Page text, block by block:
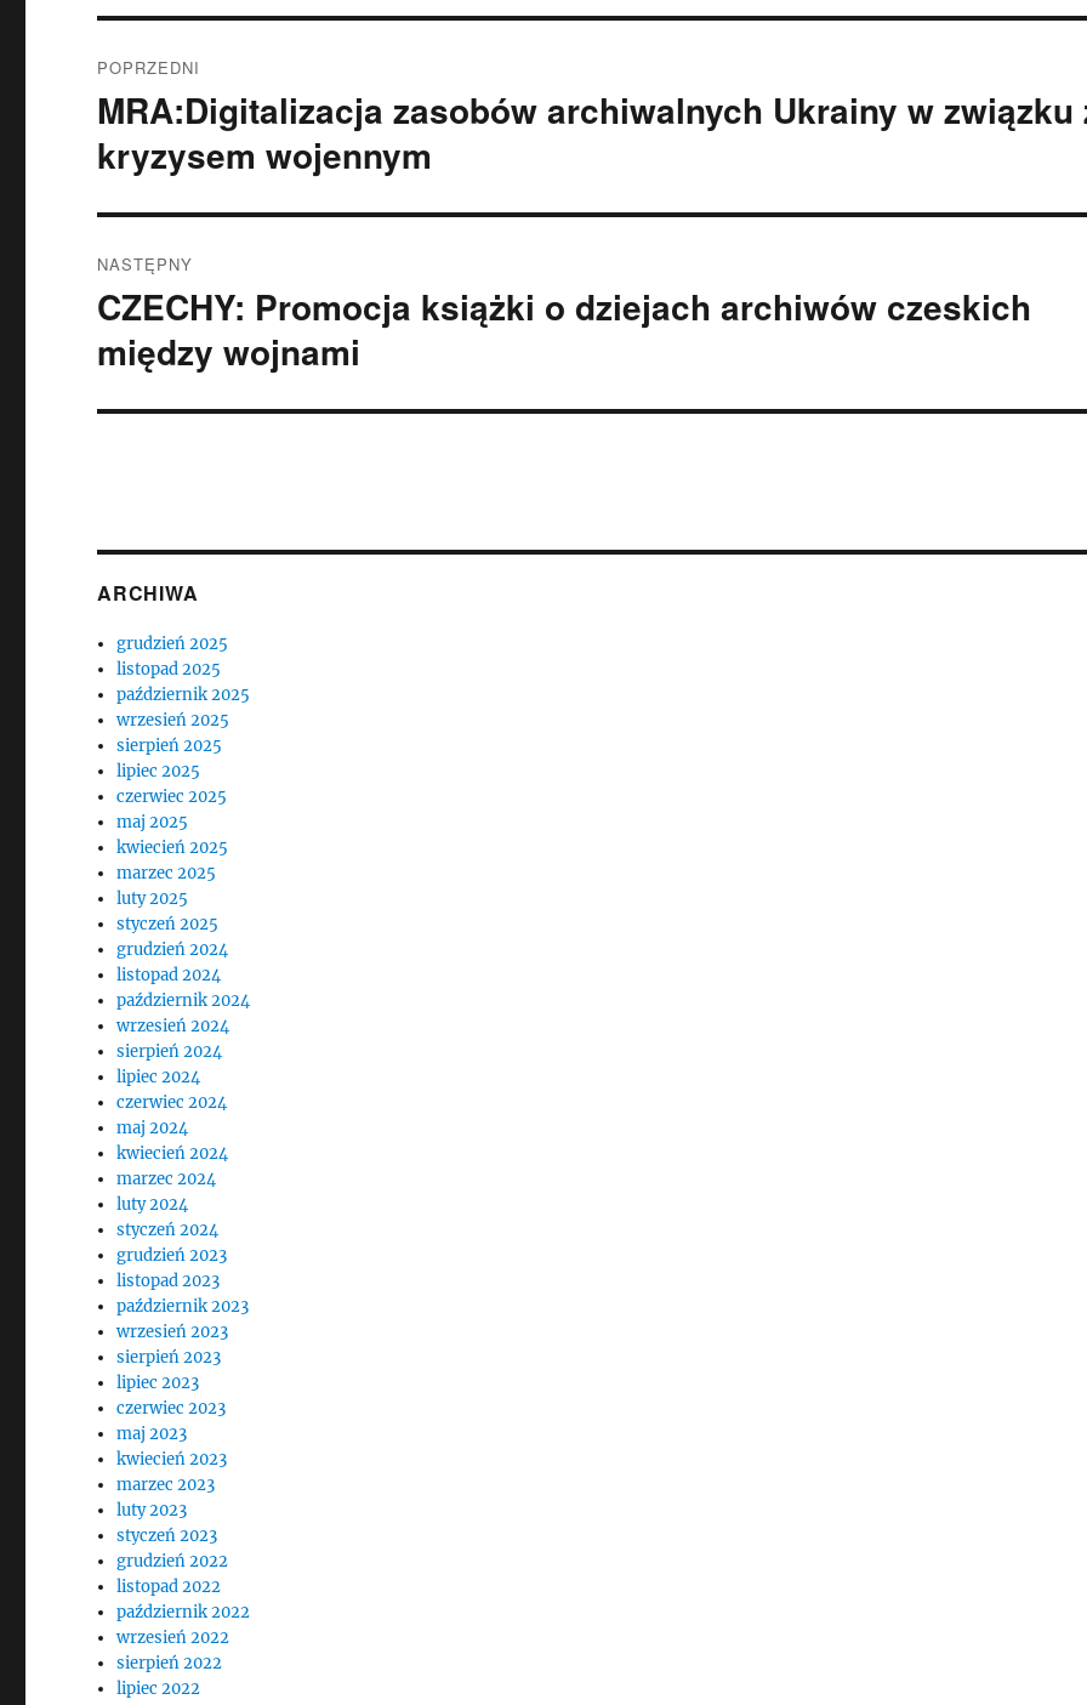
wpisu
POPRZEDNI
Poprzedni
wpis:
MRA:Digitalizacja zasobów archiwalnych Ukrainy w związku
kryzysem wojennym
NASTĘPNY
Następny
wpis:
CZECHY: Promocja książki o dziejach archiwów czeskich
między wojnami
ARCHIWA
grudzień 2025
listopad 2025
październik 2025
wrzesień 2025
sierpień 2025
lipiec 2025
czerwiec 2025
maj 2025
kwiecień 2025
marzec 2025
luty 2025
styczeń 2025
grudzień 2024
listopad 2024
październik 2024
wrzesień 2024
sierpień 2024
lipiec 2024
czerwiec 2024
maj 2024
kwiecień 2024
marzec 2024
luty 2024
styczeń 2024
grudzień 2023
listopad 2023
październik 2023
wrzesień 2023
sierpień 2023
lipiec 2023
czerwiec 2023
maj 2023
kwiecień 2023
marzec 2023
luty 2023
styczeń 2023
grudzień 2022
listopad 2022
październik 2022
wrzesień 2022
sierpień 2022
lipiec 2022